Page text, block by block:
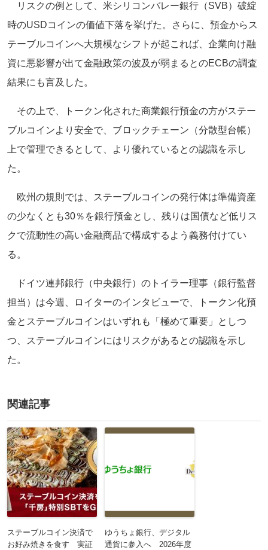
リスクの例として、米シリコンバレー銀行（SVB）破綻
時のUSDコインの価値下落を挙げた。さらに、預金からス
テーブルコインへ大規模なシフトが起これば、企業向け融
資に悪影響が出て金融政策の波及が弱まるとのECBの調査
結果にも言及した。
その上で、トークン化された商業銀行預金の方がステー
ブルコインより安全で、ブロックチェーン（分散型台帳）
上で管理できるとして、より優れているとの認識を示し
た。
欧州の規則では、ステーブルコインの発行体は準備資産
の少なくとも30％を銀行預金とし、残りは国債など低リス
クで流動性の高い金融商品で構成するよう義務付けてい
る。
ドイツ連邦銀行（中央銀行）のトイラー理事（銀行監督
担当）は今週、ロイターのインタビューで、トークン化預
金とステーブルコインはいずれも「極めて重要」としつ
つ、ステーブルコインにはリスクがあるとの認識を示し
た。
関連記事
ステーブルコイン決済で
お好み焼きを食す 実証
ゆうちょ銀行、デジタル
通貨に参入へ 2026年度